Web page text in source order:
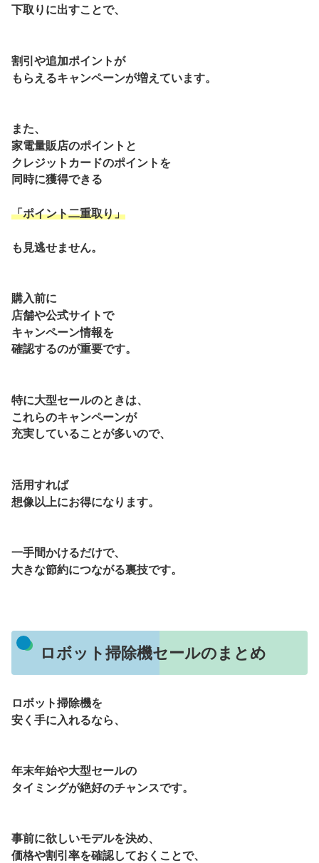
下取りに出すことで、
割引や追加ポイントが
もらえるキャンペーンが増えています。
また、
家電量販店のポイントと
クレジットカードのポイントを
同時に獲得できる
「ポイント二重取り」
も見逃せません。
購入前に
店舗や公式サイトで
キャンペーン情報を
確認するのが重要です。
特に大型セールのときは、
これらのキャンペーンが
充実していることが多いので、
活用すれば
想像以上にお得になります。
一手間かけるだけで、
大きな節約につながる裏技です。
ロボット掃除機セールのまとめ
ロボット掃除機を
安く手に入れるなら、
年末年始や大型セールの
タイミングが絶好のチャンスです。
事前に欲しいモデルを決め、
価格や割引率を確認しておくことで、